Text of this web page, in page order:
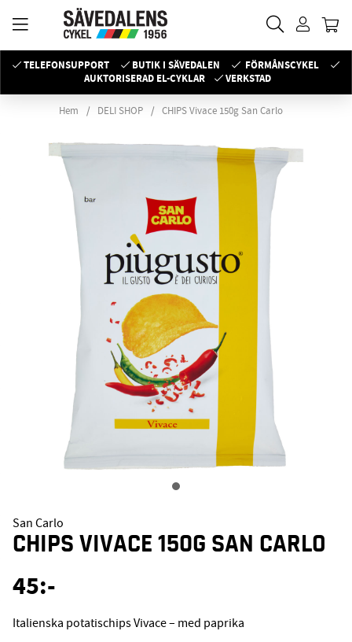
TELEFONSUPPORT BUTIK I SÄVEDALEN
FÖRMÅNSCYKEL
AUKTORISERAD EL-CYKLAR
VERKSTAD
Hem DELI SHOP CHIPS Vivace 150g San Carlo
San Carlo
CHIPS VIVACE 150G SAN CARLO
45:-
Italienska potatischips Vivace – med paprika